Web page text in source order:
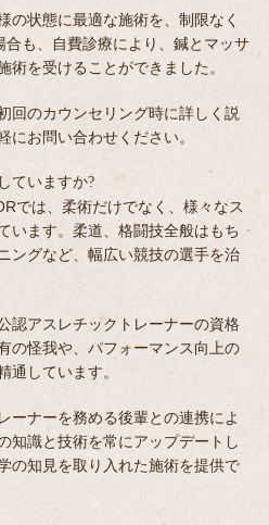
の状態に最適な施術を、制限なく
も、自費診療により、鍼とマッサ
術を受けることができました。
回のカウンセリング時に詳しく説
にお問い合わせください。
ていますか?
では、柔術だけでなく、様々なス
います。柔道、格闘技全般はもち
ングなど、幅広い競技の選手を治
認アスレチックトレーナーの資格
の怪我や、パフォーマンス向上の
通しています。
ーナーを務める後輩との連携によ
知識と技術を常にアップデートし
の知見を取り入れた施術を提供で